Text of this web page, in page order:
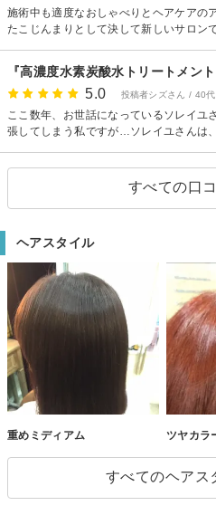
施術中も適度なおしゃべりとヘアケアの
たこじんまりとして決して新しいサロン
た！大満足です。 水素炭酸のトリート
いになるとのこと、また行くのが楽しみ
『高濃度水素炭酸水トリートメン
5.0 投稿者シズさん / 40
ここ数年、お世話になっているソレイユ
張してしまう私ですが…ソレイユさんは
れに加えて、最近導入した『高濃度水素
いです。 終わったあとの、いまだかつ
に、頭痛まで解消されました。 行った
すべての口
ヘアスタイル
重めミディアム ツヤカラ
すべてのヘアス